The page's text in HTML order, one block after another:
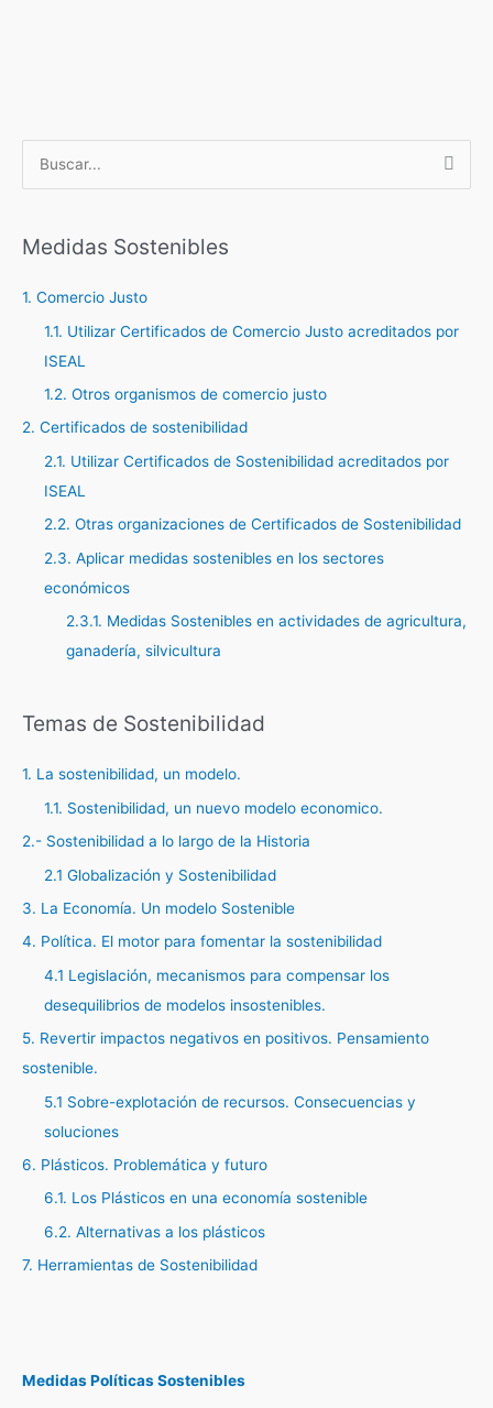
c
r
:
Medidas Sostenibles
1. Comercio Justo
1.1. Utilizar Certificados de Comercio Justo acreditados por
ISEAL
1.2. Otros organismos de comercio justo
2. Certificados de sostenibilidad
2.1. Utilizar Certificados de Sostenibilidad acreditados por
ISEAL
2.2. Otras organizaciones de Certificados de Sostenibilidad
2.3. Aplicar medidas sostenibles en los sectores
económicos
2.3.1. Medidas Sostenibles en actividades de agricultura,
ganadería, silvicultura
Temas de Sostenibilidad
1. La sostenibilidad, un modelo.
1.1. Sostenibilidad, un nuevo modelo economico.
2.- Sostenibilidad a lo largo de la Historia
2.1 Globalización y Sostenibilidad
3. La Economía. Un modelo Sostenible
4. Política. El motor para fomentar la sostenibilidad
4.1 Legislación, mecanismos para compensar los
desequilibrios de modelos insostenibles.
5. Revertir impactos negativos en positivos. Pensamiento
sostenible.
5.1 Sobre-explotación de recursos. Consecuencias y
soluciones
6. Plásticos. Problemática y futuro
6.1. Los Plásticos en una economía sostenible
6.2. Alternativas a los plásticos
7. Herramientas de Sostenibilidad
Medidas Políticas Sostenibles